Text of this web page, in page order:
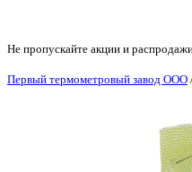
Не пропускайте акции и
Первый термометровый завод ООО